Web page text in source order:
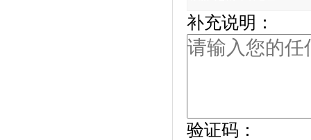
补充说明：
验证码：